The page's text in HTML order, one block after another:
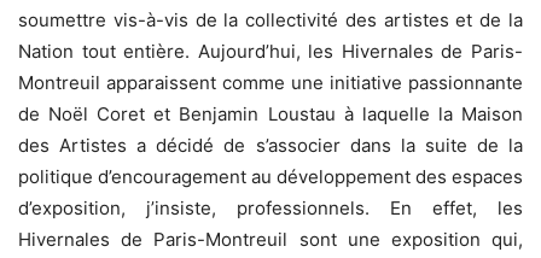
soumettre vis-à-vis de la collectivité des artistes et de la
Nation tout entière. Aujourd’hui, les Hivernales de Paris-
Montreuil apparaissent comme une initiative passionnante
de Noël Coret et Benjamin Loustau à laquelle la Maison
des Artistes a décidé de s’associer dans la suite de la
politique d’encouragement au développement des espaces
d’exposition, j’insiste, professionnels. En effet, les
Hivernales de Paris-Montreuil sont une exposition qui,